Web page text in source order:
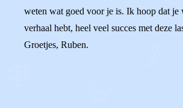
weten wat goed voor je is. Ik hoop dat je
verhaal hebt, heel veel succes met deze
Groetjes, Ruben.